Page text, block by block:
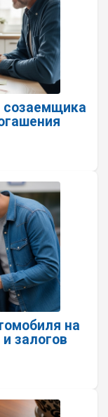
на
залогов